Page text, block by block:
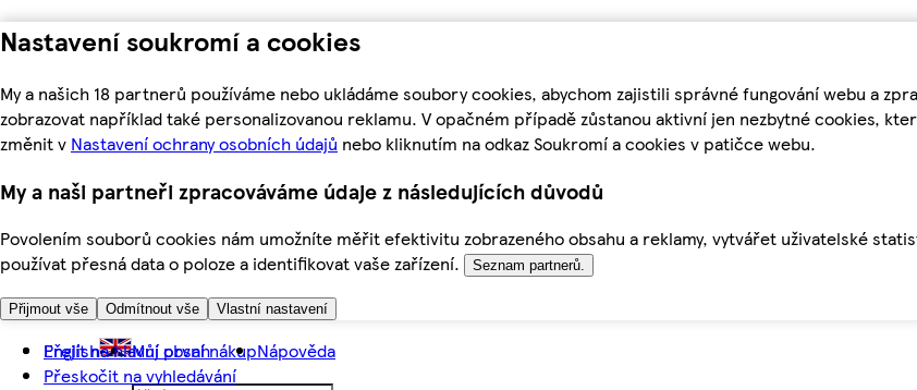
Nastavení soukromí a cookies
My a našich 18 partnerů používáme nebo ukládáme soubory cookies, abychom zajistili správné fungování webu a
zobrazovat například také personalizovanou reklamu. V opačném případě zůstanou aktivní jen nezbytné cookies,
změnit v Nastavení ochrany osobních údajů nebo kliknutím na odkaz Soukromí a cookies v patičce webu.
My a naši partneři zpracováváme údaje z následujících důvodů
Povolením souborů cookies nám umožníte měřit efektivitu zobrazeného obsahu a reklamy, vytvářet uživatelské
používat přesná data o poloze a identifikovat vaše zařízení.
Seznam partnerů.
Přijmout vše Odmítnout vše Vlastní nastavení
Přejít na hlavní obsah
Přeskočit na vyhledávání
English Můj první nákupNápověda